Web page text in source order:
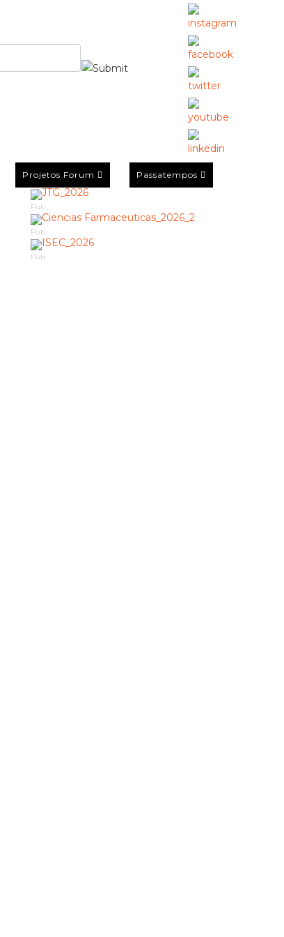
Projetos Forum Passatempos
Pub
Pub
Pub